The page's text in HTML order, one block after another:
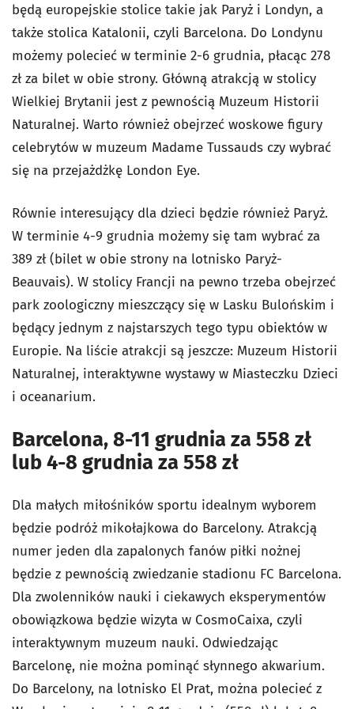
będą europejskie stolice takie jak Paryż i Londyn, a
także stolica Katalonii, czyli Barcelona. Do Londynu
możemy polecieć w terminie 2-6 grudnia, płacąc 278
zł za bilet w obie strony. Główną atrakcją w stolicy
Wielkiej Brytanii jest z pewnością Muzeum Historii
Naturalnej. Warto również obejrzeć woskowe figury
celebrytów w muzeum Madame Tussauds czy wybrać
się na przejażdżkę London Eye.
Równie interesujący dla dzieci będzie również Paryż.
W terminie 4-9 grudnia możemy się tam wybrać za
389 zł (bilet w obie strony na lotnisko Paryż-
Beauvais). W stolicy Francji na pewno trzeba obejrzeć
park zoologiczny mieszczący się w Lasku Bulońskim i
będący jednym z najstarszych tego typu obiektów w
Europie. Na liście atrakcji są jeszcze: Muzeum Historii
Naturalnej, interaktywne wystawy w Miasteczku Dzieci
i oceanarium.
Barcelona, 8-11 grudnia za 558 zł
lub 4-8 grudnia za 558 zł
Dla małych miłośników sportu idealnym wyborem
będzie podróż mikołajkowa do Barcelony. Atrakcją
numer jeden dla zapalonych fanów piłki nożnej
będzie z pewnością zwiedzanie stadionu FC Barcelona.
Dla zwolenników nauki i ciekawych eksperymentów
obowiązkowa będzie wizyta w CosmoCaixa, czyli
interaktywnym muzeum nauki. Odwiedzając
Barcelonę, nie można pominąć słynnego akwarium.
Do Barcelony, na lotnisko El Prat, można polecieć z